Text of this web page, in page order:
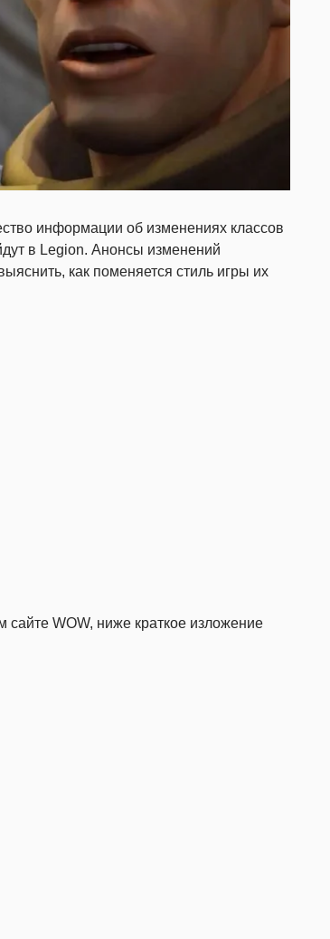
информации об изменениях классов
в Legion. Анонсы изменений
как поменяется стиль игры их
WOW, ниже краткое изложение